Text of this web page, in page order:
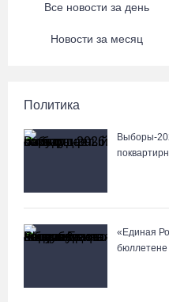
Все новости за день
Новости за месяц
Политика
Выборы-
«Единая
бюллетене